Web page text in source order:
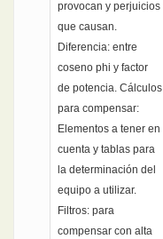
provocan y perjuicios
que causan.
Diferencia: entre
coseno phi y factor
de potencia. Cálculos
para compensar:
Elementos a tener en
cuenta y tablas para
la determinación del
equipo a utilizar.
Filtros: para
compensar con alta